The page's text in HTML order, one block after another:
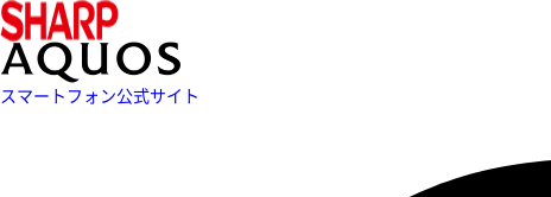
スマートフォン公式サイト